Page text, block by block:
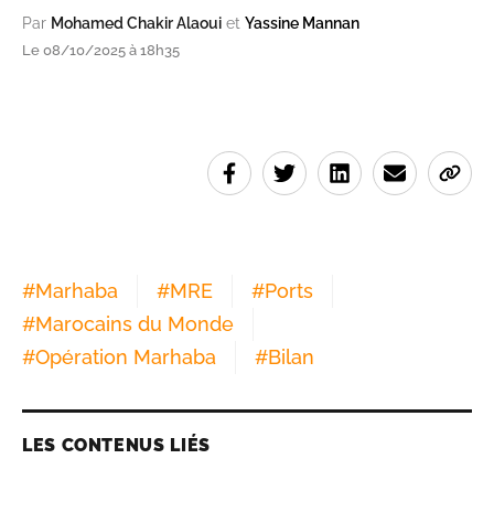
Par Mohamed Chakir Alaoui et Yassine Mannan
Le 08/10/2025 à 18h35
#Marhaba #MRE #Ports
#Marocains du Monde
#Opération Marhaba #Bilan
LES CONTENUS LIÉS